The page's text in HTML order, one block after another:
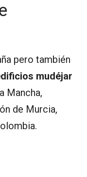
pero también
mudéjar
Mancha,
de Murcia,